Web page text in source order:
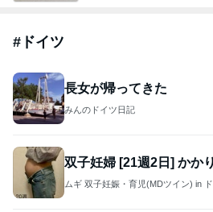
# ドイツ
長女が帰ってきた
みんのドイツ日記
双子妊婦 [21週2日] かか
ムギ 双子妊娠・育児(MDツイン) in